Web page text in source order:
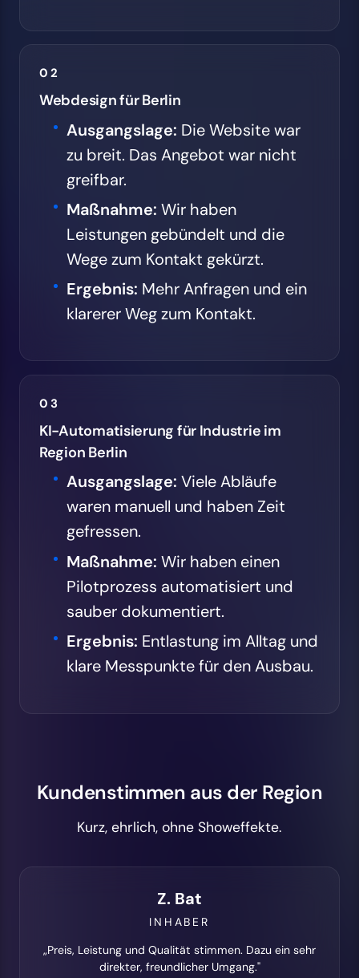
02
Webdesign für Berlin
Ausgangslage: Die Website war
zu breit. Das Angebot war nicht
greifbar.
Maßnahme: Wir haben
Leistungen gebündelt und die
Wege zum Kontakt gekürzt.
Ergebnis: Mehr Anfragen und ein
klarerer Weg zum Kontakt.
03
KI-Automatisierung für Industrie im
Region Berlin
Ausgangslage: Viele Abläufe
waren manuell und haben Zeit
gefressen.
Maßnahme: Wir haben einen
Pilotprozess automatisiert und
sauber dokumentiert.
Ergebnis: Entlastung im Alltag und
klare Messpunkte für den Ausbau.
Kundenstimmen aus der Region
Kurz, ehrlich, ohne Showeffekte.
Z. Bat
INHABER
„Preis, Leistung und Qualität stimmen. Dazu ein sehr
direkter, freundlicher Umgang."